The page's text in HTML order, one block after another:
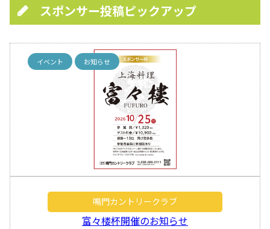
スポンサー投稿ピックアップ
イベント お知らせ
鳴門カントリークラブ
富々楼杯開催のお知らせ